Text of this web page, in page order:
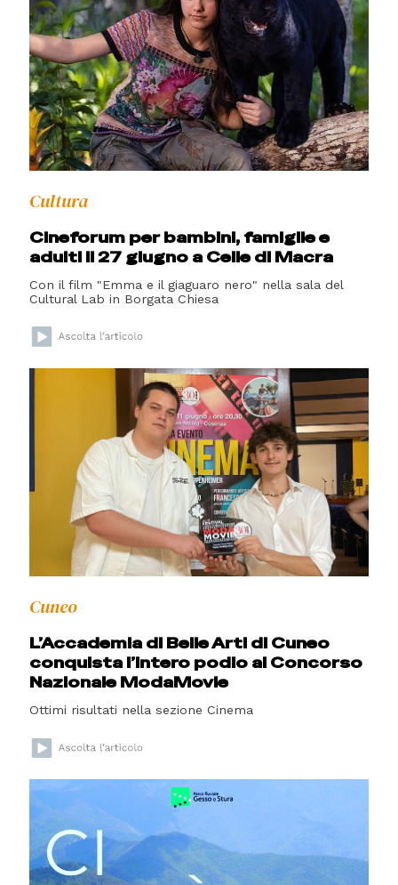
Cultura
Cineforum per bambini, famiglie e
adulti il 27 giugno a Celle di Macra
Con il film "Emma e il giaguaro nero" nella sala del
Cultural Lab in Borgata Chiesa
Cuneo
L’Accademia di Belle Arti di Cuneo
conquista l’intero podio al Concorso
Nazionale ModaMovie
Ottimi risultati nella sezione Cinema